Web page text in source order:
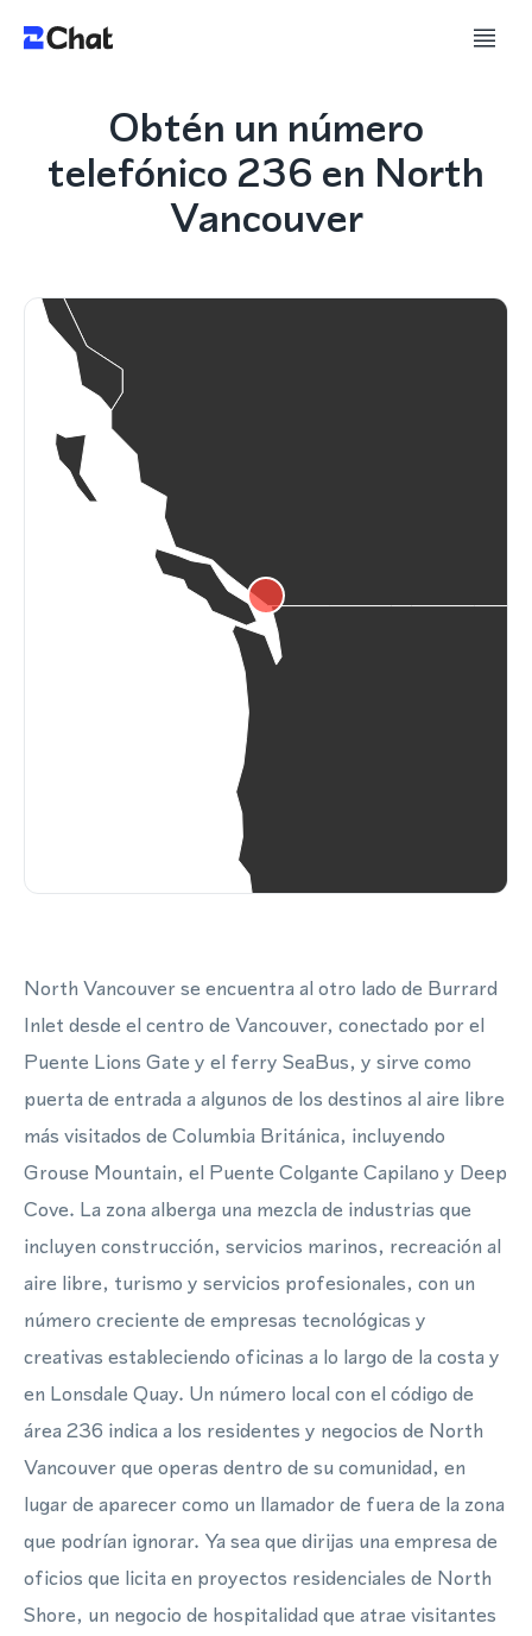
Obtén un número
telefónico 236 en North
Vancouver
North Vancouver se encuentra al otro lado de Burrard
Inlet desde el centro de Vancouver, conectado por el
Puente Lions Gate y el ferry SeaBus, y sirve como
puerta de entrada a algunos de los destinos al aire libre
más visitados de Columbia Británica, incluyendo
Grouse Mountain, el Puente Colgante Capilano y Deep
Cove. La zona alberga una mezcla de industrias que
incluyen construcción, servicios marinos, recreación al
aire libre, turismo y servicios profesionales, con un
número creciente de empresas tecnológicas y
creativas estableciendo oficinas a lo largo de la costa y
en Lonsdale Quay. Un número local con el código de
área 236 indica a los residentes y negocios de North
Vancouver que operas dentro de su comunidad, en
lugar de aparecer como un llamador de fuera de la zona
que podrían ignorar. Ya sea que dirijas una empresa de
oficios que licita en proyectos residenciales de North
Shore, un negocio de hospitalidad que atrae visitantes